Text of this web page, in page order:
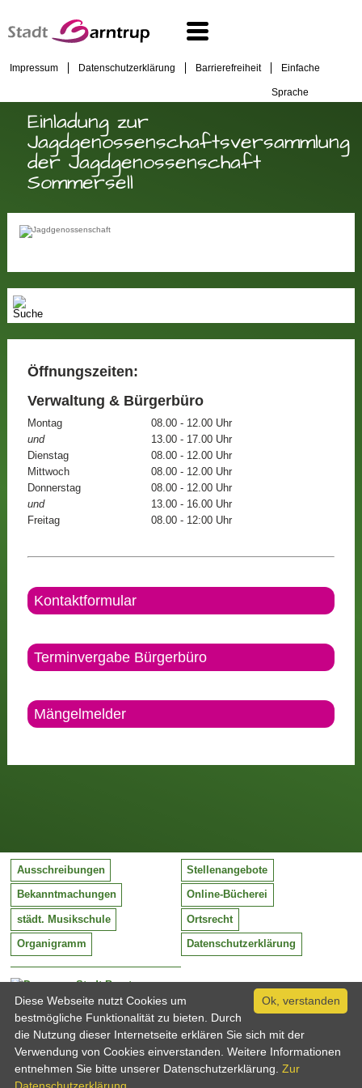
Impressum Datenschutzerklärung Barrierefreiheit Einfache
Sprache
Einladung zur
Jagdgenossenschaftsversammlung
der Jagdgenossenschaft
Sommersell
Öffnungszeiten:
Verwaltung & Bürgerbüro
Montag
08.00 - 12.00 Uhr
und
13.00 - 17.00 Uhr
Dienstag
08.00 - 12.00 Uhr
Mittwoch
08.00 - 12.00 Uhr
Donnerstag
08.00 - 12.00 Uhr
und
13.00 - 16.00 Uhr
Freitag
08.00 - 12:00 Uhr
Kontaktformular
Terminvergabe Bürgerbüro
Mängelmelder
Stadt Barntrup
Mittelstraße 38
32683 Barntrup
Tel:
Email:
05263 / 409-0
info@barntrup.de
Ausschreibungen Stellenangebote
Bekanntmachungen Online-Bücherei
städt. Musikschule Ortsrecht
Organigramm Datenschutzerklärung
Ok, verstanden
Diese Webseite nutzt Cookies um
bestmögliche Funktionalität zu bieten. Durch
die Nutzung dieser Internetseite erklären Sie sich mit der
Verwendung von Cookies einverstanden. Weitere Informationen
entnehmen Sie bitte unserer Datenschutzerklärung. Zur